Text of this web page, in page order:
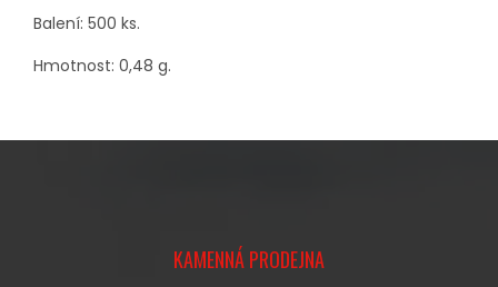
Balení: 500 ks.
Hmotnost: 0,48 g.
KAMENNÁ PRODEJNA